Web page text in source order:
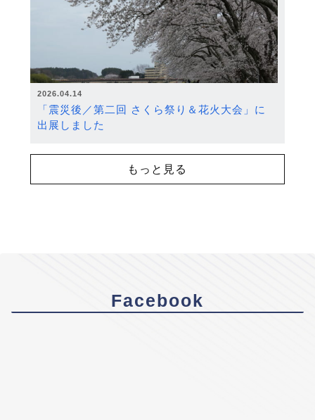
2026.04.14
「震災後／第二回 さくら祭り＆花火大会」に
出展しました
もっと見る
Facebook